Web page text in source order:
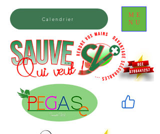
ME
NU
Calendrier